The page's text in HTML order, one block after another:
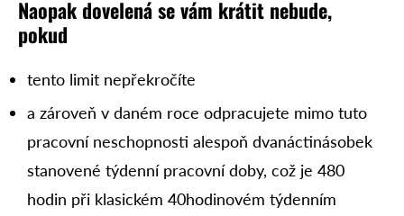
Naopak dovelená se vám krátit nebude,
pokud
tento limit nepřekročíte
a zároveň v daném roce odpracujete mimo tuto
pracovní neschopnosti alespoň dvanáctinásobek
stanovené týdenní pracovní doby, což je 480
hodin při klasickém 40hodinovém týdenním